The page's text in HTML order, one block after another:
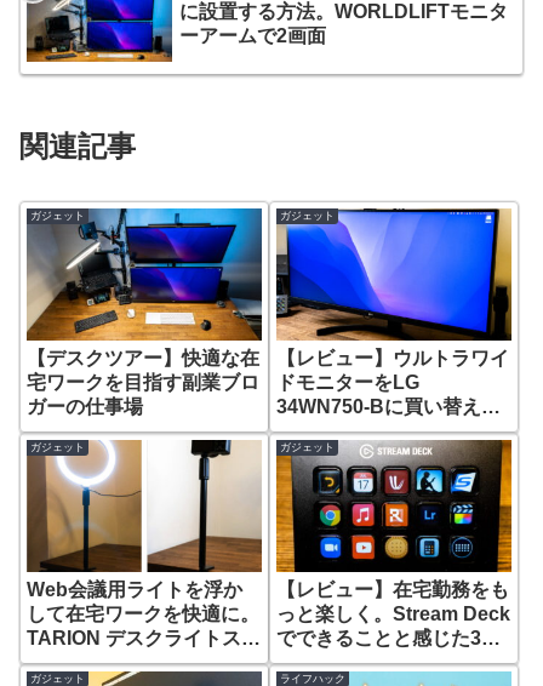
に設置する方法。WORLDLIFTモニタ
ーアームで2画面
関連記事
ガジェット
【デスクツアー】快適な在
宅ワークを目指す副業ブロ
ガーの仕事場
ガジェット
【レビュー】ウルトラワイ
ドモニターをLG
34WN750-Bに買い替え
て、表示領域が増えた
ガジェット
Web会議用ライトを浮か
して在宅ワークを快適に。
TARION デスクライトスタ
ンドレビュー
ガジェット
【レビュー】在宅勤務をも
っと楽しく。Stream Deck
でできることと感じた3つ
の効果
ガジェット ライフハック